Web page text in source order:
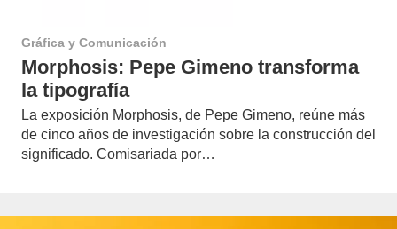
Gráfica y Comunicación
Morphosis: Pepe Gimeno transforma
la tipografía
La exposición Morphosis, de Pepe Gimeno, reúne más
de cinco años de investigación sobre la construcción del
significado. Comisariada por…